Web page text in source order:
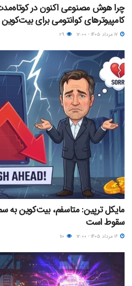
چرا هوش مصنوعی اکنون در
کامپیوترهای کوانتومی برای
سقوط است